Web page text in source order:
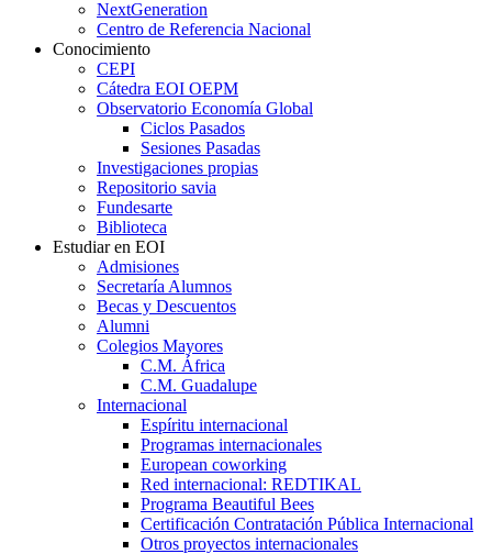
NextGeneration
Centro de Referencia Nacional
Conocimiento
CEPI
Cátedra EOI OEPM
Observatorio Economía Global
Ciclos Pasados
Sesiones Pasadas
Investigaciones propias
Repositorio savia
Fundesarte
Biblioteca
Estudiar en EOI
Admisiones
Secretaría Alumnos
Becas y Descuentos
Alumni
Colegios Mayores
C.M. África
C.M. Guadalupe
Internacional
Espíritu internacional
Programas internacionales
European coworking
Red internacional: REDTIKAL
Programa Beautiful Bees
Certificación Contratación Pública Internacional
Otros proyectos internacionales